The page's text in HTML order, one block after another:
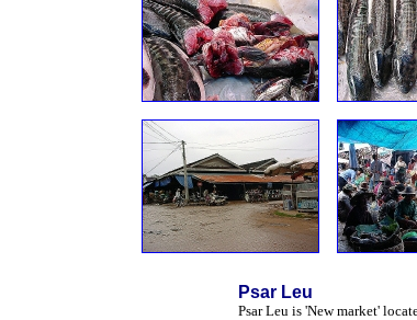
Psar Leu
Psar Leu is 'New market'